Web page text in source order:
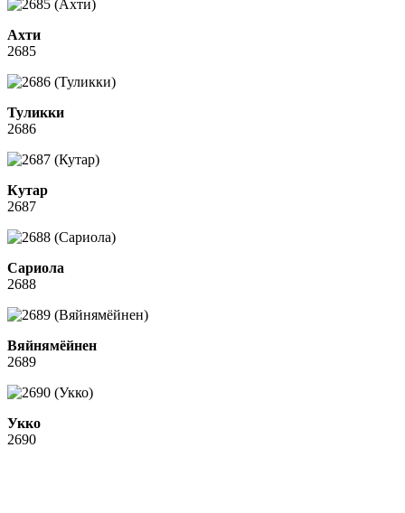
Ахти
2685
Туликки
2686
Кутар
2687
Сариола
2688
Вяйнямёйнен
2689
Укко
2690